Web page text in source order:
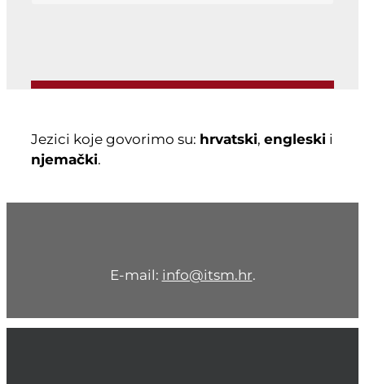
Jezici koje govorimo su: hrvatski, engleski i
njemački.
E-mail: info@itsm.hr.